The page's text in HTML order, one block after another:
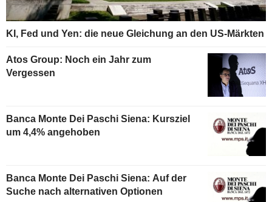
KI, Fed und Yen: die neue Gleichung an den US-Märkten
Atos Group: Noch ein Jahr zum
Vergessen
Banca Monte Dei Paschi Siena: Kursziel
um 4,4% angehoben
Banca Monte Dei Paschi Siena: Auf der
Suche nach alternativen Optionen